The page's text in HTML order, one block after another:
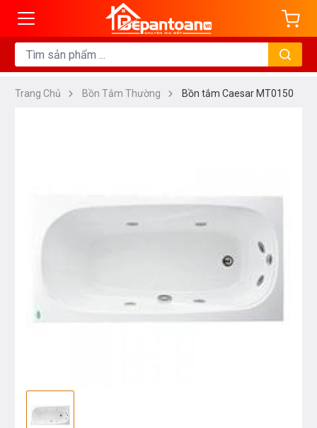
Trang Chủ Bồn Tắm Thường Bồn tắm Caesar MT0150